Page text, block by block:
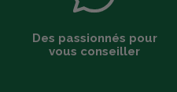
Des passionnés pour
vous conseiller